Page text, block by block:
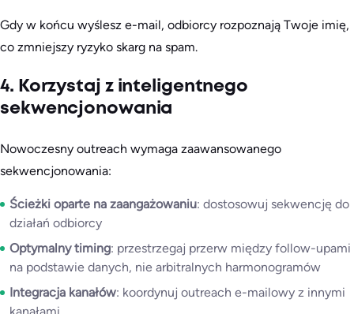
Gdy w końcu wyślesz e-mail, odbiorcy rozpoznają Twoje imię,
co zmniejszy ryzyko skarg na spam.
4. Korzystaj z inteligentnego
sekwencjonowania
Nowoczesny outreach wymaga zaawansowanego
sekwencjonowania:
Ścieżki oparte na zaangażowaniu: dostosowuj sekwencję do
działań odbiorcy
Optymalny timing: przestrzegaj przerw między follow-upami
na podstawie danych, nie arbitralnych harmonogramów
Integracja kanałów: koordynuj outreach e-mailowy z innymi